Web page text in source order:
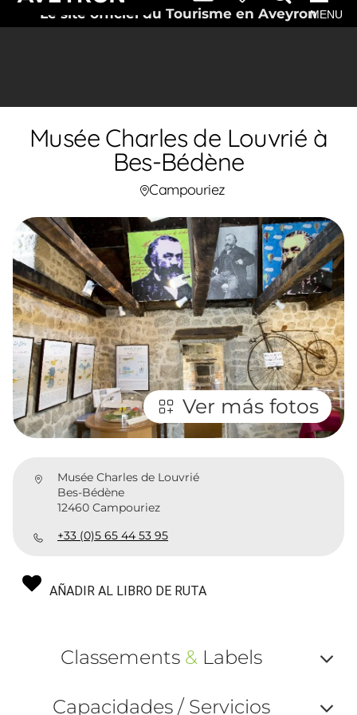
Le site officiel du Tourisme en AveyronMENU
Musée Charles de Louvrié à
Bes-Bédène
Campouriez
Ver más fotos
Musée Charles de Louvrié
Bes-Bédène
12460 Campouriez
+33 (0)5 65 44 53 95
AÑADIR AL LIBRO DE RUTA
Classements &Labels
Capacidades / Servicios